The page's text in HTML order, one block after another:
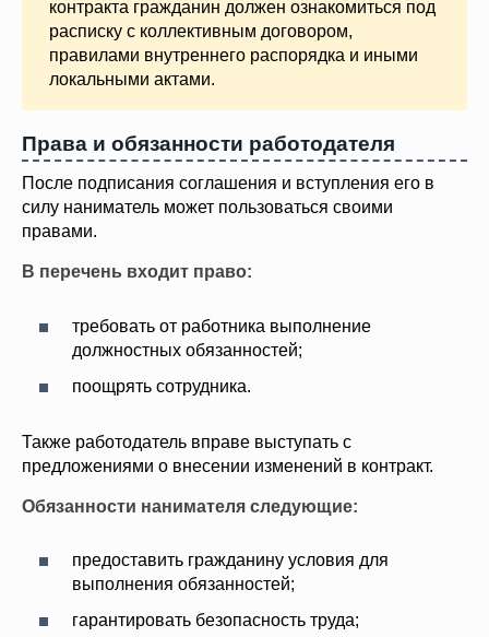
контракта гражданин должен ознакомиться под
расписку с коллективным договором,
правилами внутреннего распорядка и иными
локальными актами.
Права и обязанности работодателя
После подписания соглашения и вступления его в
силу наниматель может пользоваться своими
правами.
В перечень входит право:
требовать от работника выполнение
должностных обязанностей;
поощрять сотрудника.
Также работодатель вправе выступать с
предложениями о внесении изменений в контракт.
Обязанности нанимателя следующие:
предоставить гражданину условия для
выполнения обязанностей;
гарантировать безопасность труда;